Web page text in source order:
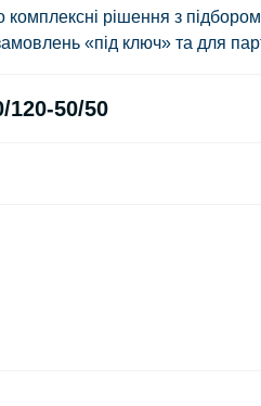
комплексні рішення з
«під ключ» та для
120-50/50